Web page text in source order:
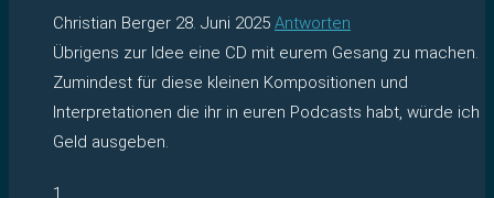
Christian Berger 28. Juni 2025 Antworten
Übrigens zur Idee eine CD mit eurem Gesang zu machen.
Zumindest für diese kleinen Kompositionen und
Interpretationen die ihr in euren Podcasts habt, würde ich
Geld ausgeben.
1